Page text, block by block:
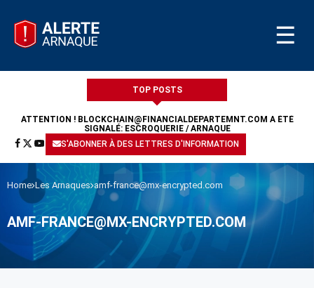
☰
TOP POSTS
ATTENTION ! BLOCKCHAIN@FINANCIALDEPARTEMNT.COM A ÉTÉ
SIGNALÉ: ESCROQUERIE / ARNAQUE
S'ABONNER À DES LETTRES D'INFORMATION
Home Les Arnaques amf-france@mx-encrypted.com
AMF-FRANCE@MX-ENCRYPTED.COM